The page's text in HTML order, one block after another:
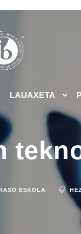
LAUAXETA
ESKOLA